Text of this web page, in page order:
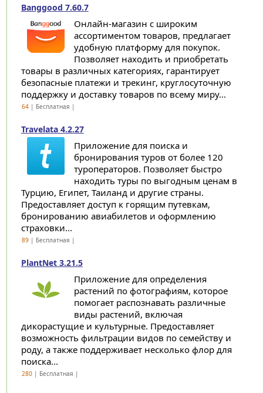
Banggood 7.60.7
Онлайн-магазин с широким
ассортиментом товаров, предлагает
удобную платформу для покупок.
Позволяет находить и приобретать
товары в различных категориях, гарантирует
безопасные платежи и трекинг, круглосуточную
поддержку и доставку товаров по всему миру...
64| Бесплатная |
Travelata 4.2.27
Приложение для поиска и
бронирования туров от более 120
туроператоров. Позволяет быстро
находить туры по выгодным ценам в
Турцию, Египет, Таиланд и другие страны.
Предоставляет доступ к горящим путевкам,
бронированию авиабилетов и оформлению
страховки...
89| Бесплатная |
PlantNet 3.21.5
Приложение для определения
растений по фотографиям, которое
помогает распознавать различные
виды растений, включая
дикорастущие и культурные. Предоставляет
возможность фильтрации видов по семейству и
роду, а также поддерживает несколько флор для
поиска...
280| Бесплатная |